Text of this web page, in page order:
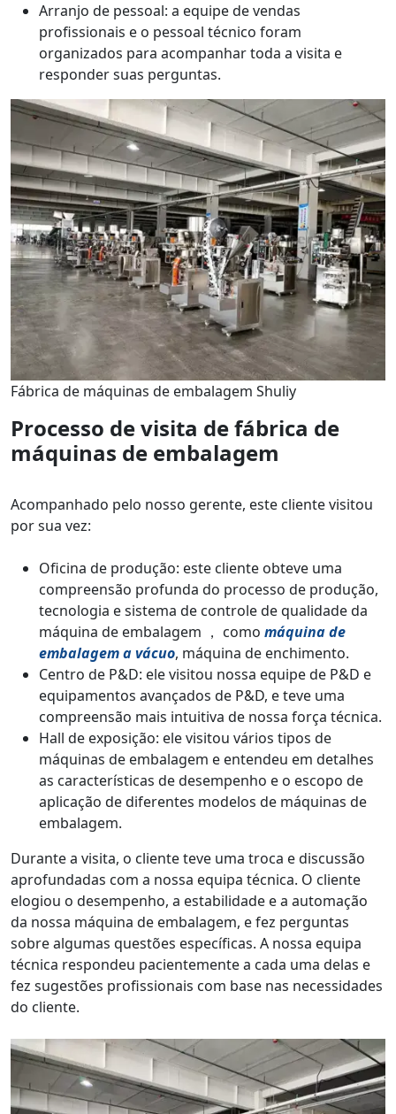
Arranjo de pessoal: a equipe de vendas
profissionais e o pessoal técnico foram
organizados para acompanhar toda a visita e
responder suas perguntas.
Fábrica de máquinas de embalagem Shuliy
Processo de visita de fábrica de
máquinas de embalagem
Acompanhado pelo nosso gerente, este cliente visitou
por sua vez:
Oficina de produção: este cliente obteve uma
compreensão profunda do processo de produção,
tecnologia e sistema de controle de qualidade da
máquina de embalagem ， como máquina de
embalagem a vácuo, máquina de enchimento.
Centro de P&D: ele visitou nossa equipe de P&D e
equipamentos avançados de P&D, e teve uma
compreensão mais intuitiva de nossa força técnica.
Hall de exposição: ele visitou vários tipos de
máquinas de embalagem e entendeu em detalhes
as características de desempenho e o escopo de
aplicação de diferentes modelos de máquinas de
embalagem.
Durante a visita, o cliente teve uma troca e discussão
aprofundadas com a nossa equipa técnica. O cliente
elogiou o desempenho, a estabilidade e a automação
da nossa máquina de embalagem, e fez perguntas
sobre algumas questões específicas. A nossa equipa
técnica respondeu pacientemente a cada uma delas e
fez sugestões profissionais com base nas necessidades
do cliente.